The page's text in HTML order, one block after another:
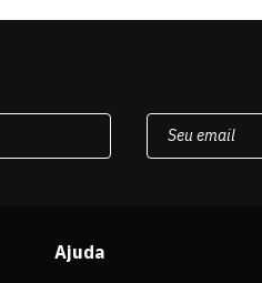
Ajuda